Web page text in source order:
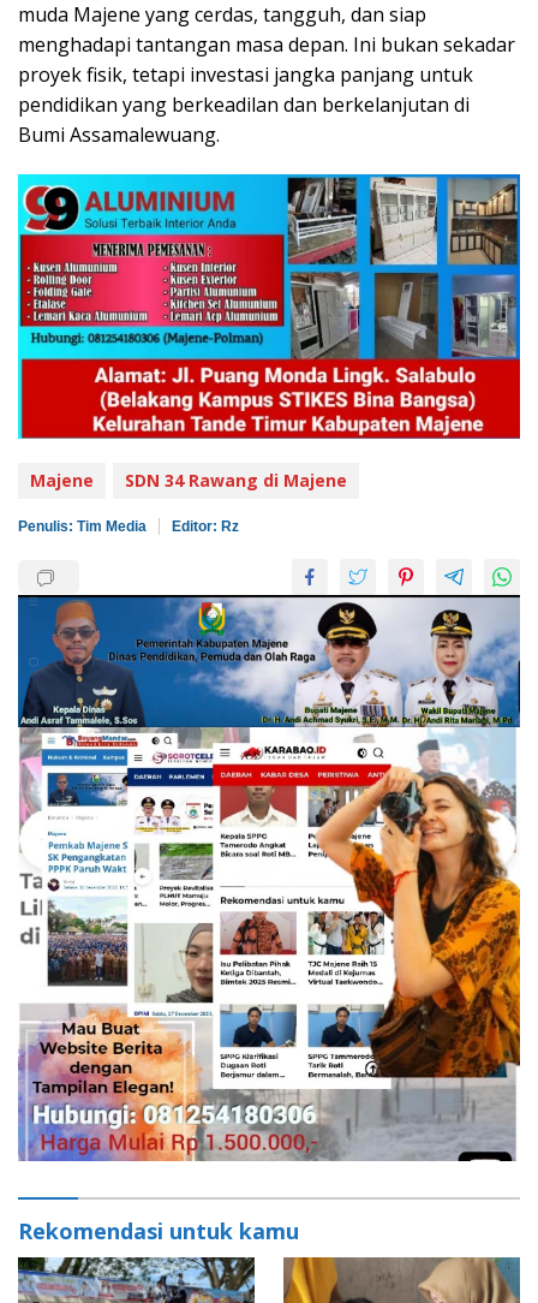
muda Majene yang cerdas, tangguh, dan siap
menghadapi tantangan masa depan. Ini bukan sekadar
proyek fisik, tetapi investasi jangka panjang untuk
pendidikan yang berkeadilan dan berkelanjutan di
Bumi Assamalewuang.
Majene SDN 34 Rawang di Majene
Penulis: Tim Media Editor: Rz
Rekomendasi untuk kamu